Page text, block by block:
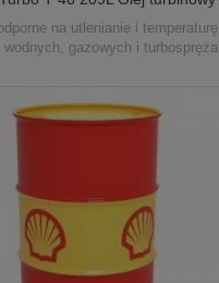
na utlenianie i
wodnych, gazowych i